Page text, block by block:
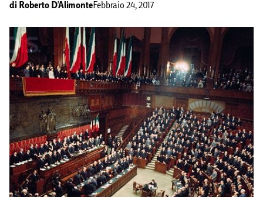
di Roberto D'AlimonteFebbraio 24, 2017